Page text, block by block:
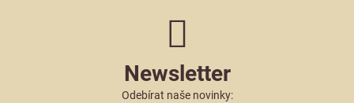
Newsletter
Odebírat naše novinky: